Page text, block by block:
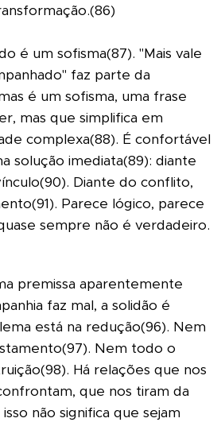
é um sofisma(87). "Mais vale
faz parte da
é um sofisma, uma frase
mas que simplifica em
complexa(88). É confortável
solução imediata(89): diante
Diante do conflito,
Parece lógico, parece
sempre não é verdadeiro.
premissa aparentemente
faz mal, a solidão é
está na redução(96). Nem
Nem todo o
Há relações que nos
que nos tiram da
não significa que sejam